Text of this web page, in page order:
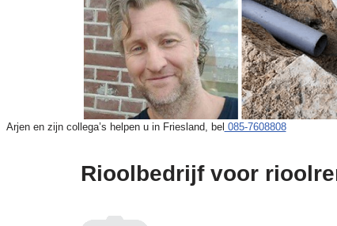
Arjen en zijn collega’s helpen u in Friesland, bel 085-7608808
Rioolbedrijf voor